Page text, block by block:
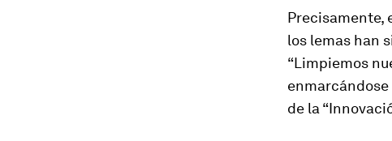
Precisamente,
los lemas han
“Limpiemos
de la